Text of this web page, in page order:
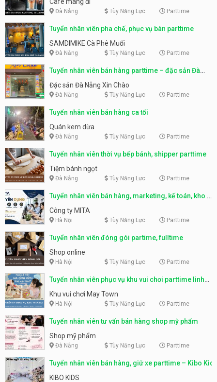
Đà Nẵng Tùy Năng Lực Parttime
Tuyển nhân viên pha chế, phục vụ bàn parttime
SAMDIMIKE Cà Phê Muối
Đà Nẵng Tùy Năng Lực Parttime
Tuyển nhân viên bán hàng parttime – đặc sản Đà
Nẵng
Đặc sản Đà Nẵng Xin Chào
Đà Nẵng Tùy Năng Lực Parttime
Tuyển nhân viên bán hàng ca tối
Quán kem dừa
Đà Nẵng Tùy Năng Lực Parttime
Tuyển nhân viên thời vụ bếp bánh, shipper parttime
Tiệm bánh ngọt
Đà Nẵng Tùy Năng Lực Parttime
Tuyển nhân viên bán hàng, marketing, kế toán, kho –
parttime, fulltime
Công ty MITA
Hà Nội Tùy Năng Lực Parttime
Tuyển nhân viên đóng gói partime, fulltime
Shop online
Hà Nội Tùy Năng Lực Parttime
Tuyển nhân viên phục vụ khu vui chơi parttime linh
động
Khu vui chơi May Town
Hà Nội Tùy Năng Lực Parttime
Tuyển nhân viên tư vấn bán hàng shop mỹ phẩm
Shop mỹ phẩm
Đà Nẵng Tùy Năng Lực Parttime
Tuyển nhân viên bán hàng, giữ xe parttime – Kibo Kid
KIBO KIDS